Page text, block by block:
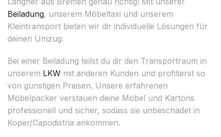
Beiladung, unserem Möbeltaxi und unserem
Kleintransport bieten wir dir individuelle Lösungen für
deinen Umzug.
Bei einer Beiladung teilst du dir den Transportraum in
unserem LKW mit anderen Kunden und profitierst so
von günstigen Preisen. Unsere erfahrenen
Möbelpacker verstauen deine Möbel und Kartons
professionell und sicher, sodass sie unbeschadet in
Koper/Capodistria ankommen.